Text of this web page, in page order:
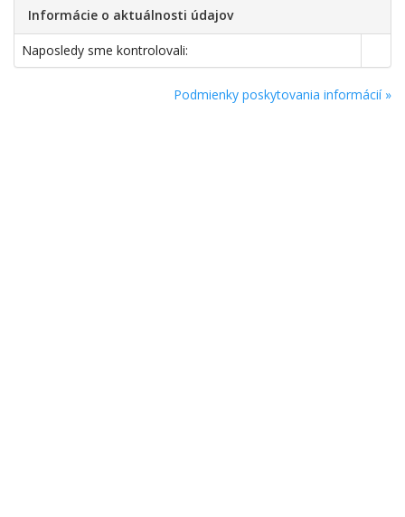
Informácie o aktuálnosti údajov
Naposledy sme kontrolovali:
Podmienky poskytovania informácií »